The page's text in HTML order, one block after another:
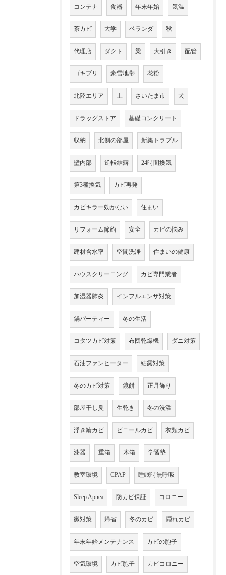
コンテナ 食器 年末年始 気温
茶カビ 大学 ベランダ 秋
代理店 ダクト 梁 大引き 配管
ゴキブリ 豪雪地帯 花粉
北陸エリア 土 さいたま市 犬
ドラッグストア 基礎コンクリート
収納 北側の部屋 新築トラブル
壁内部 逆転結露 24時間換気
第3種換気 カビ再発
カビキラー効かない 住まい
リフォーム節約 安全 カビの悩み
建材含水率 空間洗浄 住まいの健康
ハウスクリーニング カビ専門業者
加湿器肺炎 インフルエンザ対策
鍋パーティー 冬の生活
コタツカビ対策 布団乾燥機 ダニ対策
石油ファンヒーター 結露対策
冬のカビ対策 鏡餅 正月飾り
部屋干し臭 生乾き 冬の洗濯
浮き輪カビ ビニールカビ 衣類カビ
漆器 重箱 木箱 学習塾
教室環境 CPAP 睡眠時無呼吸
Sleep Apnea 防カビ保証 コロニー
黴対策 帰省 冬のカビ 隠れカビ
年末年始メンテナンス カビの胞子
空気環境 カビ胞子 カビコロニー